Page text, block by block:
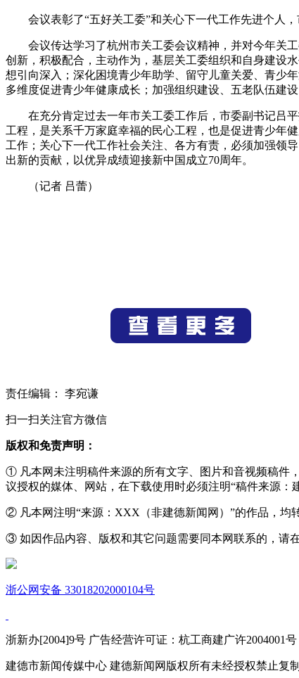
会议表彰了“五好关工委”和关心下一代工作先进个人
会议传达学习了杭州市关工委会议精神，并对今年关
创新，积极配合，主动作为，基层关工委组织和自身建设
想引向深入；深化困境青少年助学、留守儿童关爱、青少
多维度促进青少年健康成长；加强组织建设、五老队伍建
在充分肯定过去一年市关工委工作后，市委副书记吕
工程，是关系千万家庭幸福的民心工程，也是促进青少年
工作；关心下一代工作社会关注、各方有责，必须加强领
出新的贡献，以优异成绩迎接新中国成立70周年。
（记者 吕蕾）
责任编辑： 李宛谦
扫一扫关注官方微信
版权和免责声明：
① 凡本网未注明稿件来源的所有文字、图片和音视频稿件
议授权的媒体、网站，在下载使用时必须注明“稿件来源：
② 凡本网注明“来源：XXX（非建德新闻网）”的作品，均
③ 如因作品内容、版权和其它问题需要同本网联系的，请在
浙公网安备 33018202000104号
浙新办[2004]9号 广告经营许可证：杭工商建广许2004001号
建德市新闻传媒中心 建德新闻网版权所有未经授权禁止复